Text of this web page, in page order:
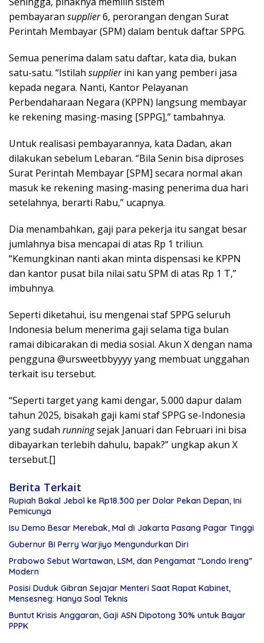
pembayaran supplier6, perorangan dengan Surat
Perintah Membayar (SPM) dalam bentuk daftar SPPG.
Semua penerima dalam satu daftar, kata dia, bukan
satu-satu. “Istilah supplierini kan yang pemberi jasa
kepada negara. Nanti, Kantor Pelayanan
Perbendaharaan Negara (KPPN) langsung membayar
ke rekening masing-masing [SPPG],” tambahnya.
Untuk realisasi pembayarannya, kata Dadan, akan
dilakukan sebelum Lebaran. “Bila Senin bisa diproses
Surat Perintah Membayar [SPM] secara normal akan
masuk ke rekening masing-masing penerima dua hari
setelahnya, berarti Rabu,” ucapnya.
Dia menambahkan, gaji para pekerja itu sangat besar
jumlahnya bisa mencapai di atas Rp 1 triliun.
“Kemungkinan nanti akan minta dispensasi ke KPPN
dan kantor pusat bila nilai satu SPM di atas Rp 1 T,”
imbuhnya.
Seperti diketahui, isu mengenai staf SPPG seluruh
Indonesia belum menerima gaji selama tiga bulan
ramai dibicarakan di media sosial. Akun X dengan nama
pengguna @ursweetbbyyyy yang membuat unggahan
terkait isu tersebut.
“Seperti target yang kami dengar, 5.000 dapur dalam
tahun 2025, bisakah gaji kami staf SPPG se-Indonesia
yang sudah runningsejak Januari dan Februari ini bisa
dibayarkan terlebih dahulu, bapak?” ungkap akun X
tersebut.[]
Berita Terkait
Rupiah Bakal Jebol ke Rp18.300 per Dolar Pekan Depan, Ini
Pemicunya
Isu Demo Besar Merebak, Mal di Jakarta Pasang Pagar Tinggi
Gubernur BI Perry Warjiyo Mengundurkan Diri
Prabowo Sebut Wartawan, LSM, dan Pengamat “Londo Ireng”
Modern
Posisi Duduk Gibran Sejajar Menteri Saat Rapat Kabinet,
Mensesneg: Hanya Soal Teknis
Buntut Krisis Anggaran, Gaji ASN Dipotong 30% untuk Bayar
PPPK